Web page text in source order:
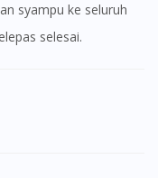
syampu ke seluruh
selesai.